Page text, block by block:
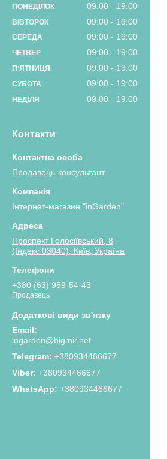
ПОНЕДІЛОК 09:00 19:00
ВІВТОРОК 09:00 19:00
СЕРЕДА 09:00 19:00
ЧЕТВЕР 09:00 19:00
ПʼЯТНИЦЯ 09:00 19:00
СУБОТА 09:00 19:00
НЕДІЛЯ 09:00 19:00
Контакти
Продавець-консультант
Інтернет-магазин "inGarden"
Проспект Голосіївський, 8
(Індекс 03040), Київ, Україна
+380 (63) 959-54-43
Продавець
ingarden@bigmir.net
+380934466677
+380934466677
+380934466677